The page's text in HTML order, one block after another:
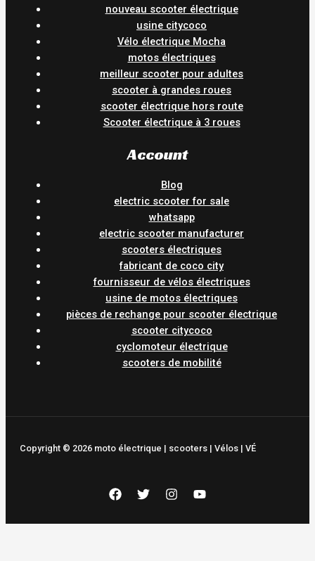
nouveau scooter électrique
usine citycoco
Vélo électrique Mocha
motos électriques
meilleur scooter pour adultes
scooter à grandes roues
scooter électrique hors route
Scooter électrique à 3 roues
Account
Blog
electric scooter for sale
whatsapp
electric scooter manufacturer
scooters électriques
fabricant de coco city
fournisseur de vélos électriques
usine de motos électriques
pièces de rechange pour scooter électrique
scooter citycoco
cyclomoteur électrique
scooters de mobilité
Copyright © 2026 moto électrique | scooters | Vélos | VÉ